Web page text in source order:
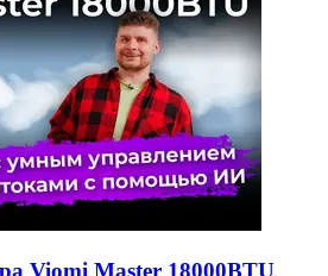
Viomi Master 18000BTU